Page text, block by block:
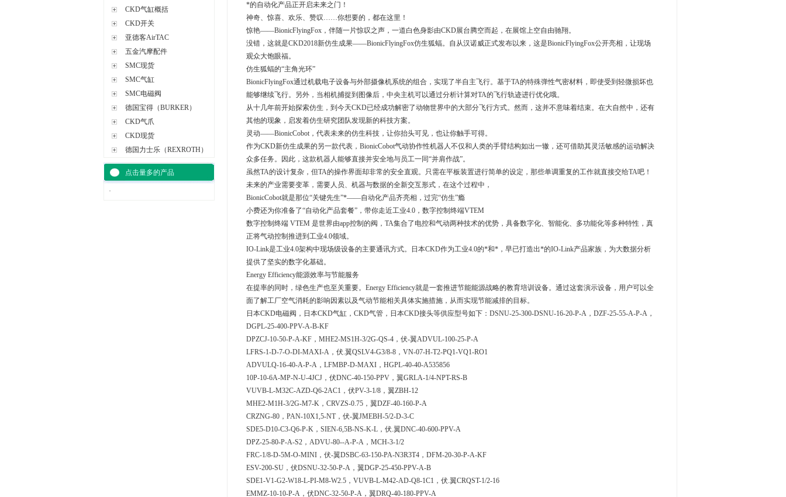
CKD气缸概括
CKD开关
亚德客AirTAC
五金汽摩配件
SMC现货
SMC气缸
SMC电磁阀
德国宝得（BURKER）
CKD气爪
CKD现货
德国力士乐（REXROTH）
点击量多的产品
·
*的自动化产品正开启未来之门！
神奇、惊喜、欢乐、赞叹……你想要的，都在这里！
惊艳——BionicFlyingFox，伴随一片惊叹之声，一道白色身影由CKD展台腾空而起，在展馆上空自由驰翔。
没错，这就是CKD2018新仿生成果——BionicFlyingFox仿生狐蝠。自从汉诺威正式发布以来，这是BionicFlyingFox公开亮相，让现场
观众大饱眼福。
仿生狐蝠的“主角光环”
BionicFlyingFox通过机载电子设备与外部摄像机系统的组合，实现了半自主飞行。基于TA的特殊弹性气密材料，即使受到轻微损坏也
能够继续飞行。另外，当相机捕捉到图像后，中央主机可以通过分析计算对TA的飞行轨迹进行优化哦。
从十几年前开始探索仿生，到今天CKD已经成功解密了动物世界中的大部分飞行方式。然而，这并不意味着结束。在大自然中，还有
其他的现象，启发着仿生研究团队发现新的科技方案。
灵动——BionicCobot，代表未来的仿生科技，让你抬头可见，也让你触手可得。
作为CKD新仿生成果的另一款代表，BionicCobot气动协作性机器人不仅和人类的手臂结构如出一辙，还可借助其灵活敏感的运动解决
众多任务。因此，这款机器人能够直接并安全地与员工一同“并肩作战”。
虽然TA的设计复杂，但TA的操作界面却非常的安全直观。只需在平板装置进行简单的设定，那些单调重复的工作就直接交给TA吧！
未来的产业需要变革，需要人员、机器与数据的全新交互形式，在这个过程中，
BionicCobot就是那位“关键先生”*——自动化产品齐亮相，过完“仿生”瘾
小费还为你准备了“自动化产品套餐”，带你走近工业4.0，数字控制终端VTEM
数字控制终端 VTEM 是世界由app控制的阀，TA集合了电控和气动两种技术的优势，具备数字化、智能化、多功能化等多种特性，真
正将气动控制推进到工业4.0领域。
IO-Link是工业4.0架构中现场级设备的主要通讯方式。日本CKD作为工业4.0的*和*，早已打造出*的IO-Link产品家族，为大数据分析
提供了坚实的数字化基础。
Energy Efficiency能源效率与节能服务
在提率的同时，绿色生产也至关重要。Energy Efficiency就是一套推进节能能源战略的教育培训设备。通过这套演示设备，用户可以全
面了解工厂空气消耗的影响因素以及气动节能相关具体实施措施，从而实现节能减排的目标。
日本CKD电磁阀，日本CKD气缸，CKD气管，日本CKD接头等供应型号如下：DSNU-25-300-DSNU-16-20-P-A，DZF-25-55-A-P-A，
DGPL-25-400-PPV-A-B-KF
DPZCJ-10-50-P-A-KF，MHE2-MS1H-3/2G-QS-4，伏-翼ADVUL-100-25-P-A
LFRS-1-D-7-O-DI-MAXI-A，伏.翼QSLV4-G3/8-8，VN-07-H-T2-PQ1-VQ1-RO1
ADVULQ-16-40-A-P-A，LFMBP-D-MAXI，HGPL-40-40-A535856
10P-10-6A-MP-N-U-4JCJ，伏DNC-40-150-PPV，翼GRLA-1/4-NPT-RS-B
VUVB-L-M32C-AZD-Q6-2AC1，伏PV-3-1/8，翼ZBH-12
MHE2-M1H-3/2G-M7-K，CRVZS-0.75，翼DZF-40-160-P-A
CRZNG-80，PAN-10X1,5-NT，伏-翼JMEBH-5/2-D-3-C
SDE5-D10-C3-Q6-P-K，SIEN-6,5B-NS-K-L，伏.翼DNC-40-600-PPV-A
DPZ-25-80-P-A-S2，ADVU-80--A-P-A，MCH-3-1/2
FRC-1/8-D-5M-O-MINI，伏-翼DSBC-63-150-PA-N3R3T4，DFM-20-30-P-A-KF
ESV-200-SU，伏DSNU-32-50-P-A，翼DGP-25-450-PPV-A-B
SDE1-V1-G2-W18-L-PI-M8-W2.5，VUVB-L-M42-AD-Q8-1C1，伏.翼CRQST-1/2-16
EMMZ-10-10-P-A，伏DNC-32-50-P-A，翼DRQ-40-180-PPV-A